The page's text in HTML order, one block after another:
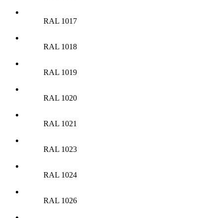
RAL 1017
RAL 1018
RAL 1019
RAL 1020
RAL 1021
RAL 1023
RAL 1024
RAL 1026